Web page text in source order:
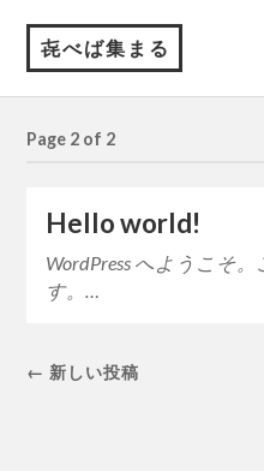
㐂べば集まる
Page 2 of 2
Hello world!
WordPress へようこそ
す。…
← 新しい投稿